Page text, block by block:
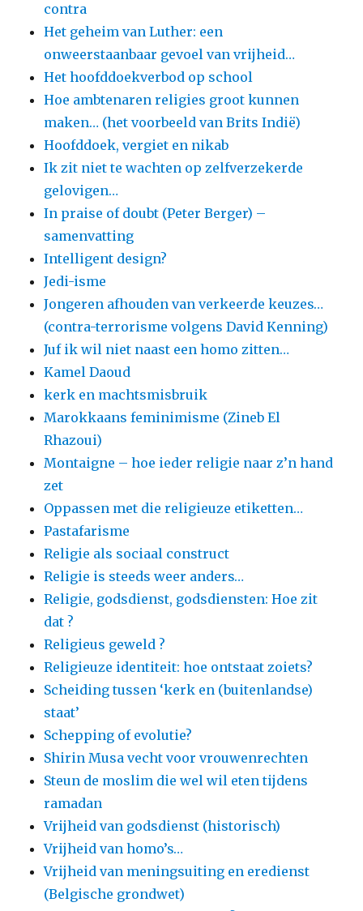
contra
Het geheim van Luther: een
onweerstaanbaar gevoel van vrijheid…
Het hoofddoekverbod op school
Hoe ambtenaren religies groot kunnen
maken… (het voorbeeld van Brits Indië)
Hoofddoek, vergiet en nikab
Ik zit niet te wachten op zelfverzekerde
gelovigen…
In praise of doubt (Peter Berger) –
samenvatting
Intelligent design?
Jedi-isme
Jongeren afhouden van verkeerde keuzes…
(contra-terrorisme volgens David Kenning)
Juf ik wil niet naast een homo zitten…
Kamel Daoud
kerk en machtsmisbruik
Marokkaans feminimisme (Zineb El
Rhazoui)
Montaigne – hoe ieder religie naar z’n hand
zet
Oppassen met die religieuze etiketten…
Pastafarisme
Religie als sociaal construct
Religie is steeds weer anders…
Religie, godsdienst, godsdiensten: Hoe zit
dat ?
Religieus geweld ?
Religieuze identiteit: hoe ontstaat zoiets?
Scheiding tussen ‘kerk en (buitenlandse)
staat’
Schepping of evolutie?
Shirin Musa vecht voor vrouwenrechten
Steun de moslim die wel wil eten tijdens
ramadan
Vrijheid van godsdienst (historisch)
Vrijheid van homo’s…
Vrijheid van meningsuiting en eredienst
(Belgische grondwet)